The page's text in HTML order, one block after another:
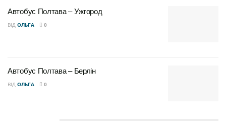
Автобус Полтава – Ужгород
ВІД ОЛЬГА 0
Автобус Полтава – Берлін
ВІД ОЛЬГА 0